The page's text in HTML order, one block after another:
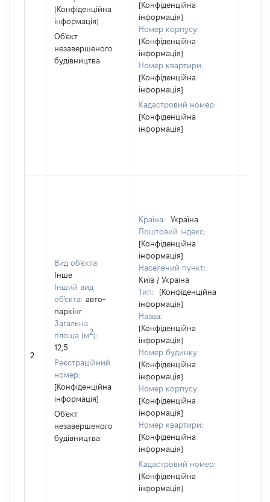
[Конфіденційна
інформація]
Об'єкт
незавершеного
будівництва
[Конфіденційна
інформація]
Номер корпусу:
[Конфіденційна
інформація]
Номер квартири:
[Конфіденційна
інформація]
Кадастровий номер:
[Конфіденційна
інформація]
2
Вид об'єкта:
Інше
Інший вид
об'єкта: авто-
паркінг
Загальна
площа (м2):
12,5
Реєстраційний
номер:
[Конфіденційна
інформація]
Об'єкт
незавершеного
будівництва
Країна:
Україна
Поштовий індекс:
[Конфіденційна
інформація]
Населений пункт:
Київ / Україна
Тип:
[Конфіденційна
інформація]
Назва:
[Конфіденційна
інформація]
Номер будинку:
[Конфіденційна
інформація]
Номер корпусу:
[Конфіденційна
інформація]
Номер квартири:
[Конфіденційна
інформація]
Кадастровий номер:
[Конфіденційна
інформація]